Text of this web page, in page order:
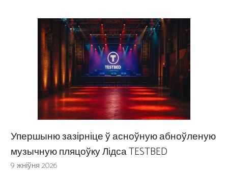
Упершыню зазірніце ў асноўную абноўленую
музычную пляцоўку Лідса TESTBED
9 жніўня 2026